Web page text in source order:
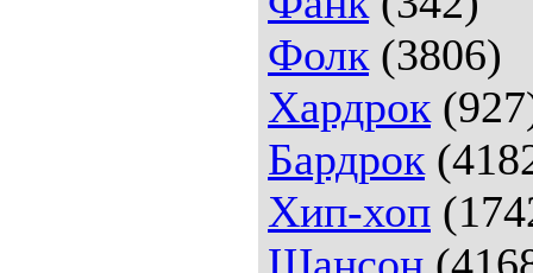
Фолк (3806)
Хардрок
Бардрок
Хип-хоп